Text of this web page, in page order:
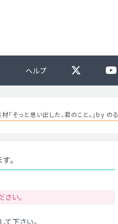
ヘルプ
「そっと思い出した、君のこと。」by のる
。
い。
下さい。